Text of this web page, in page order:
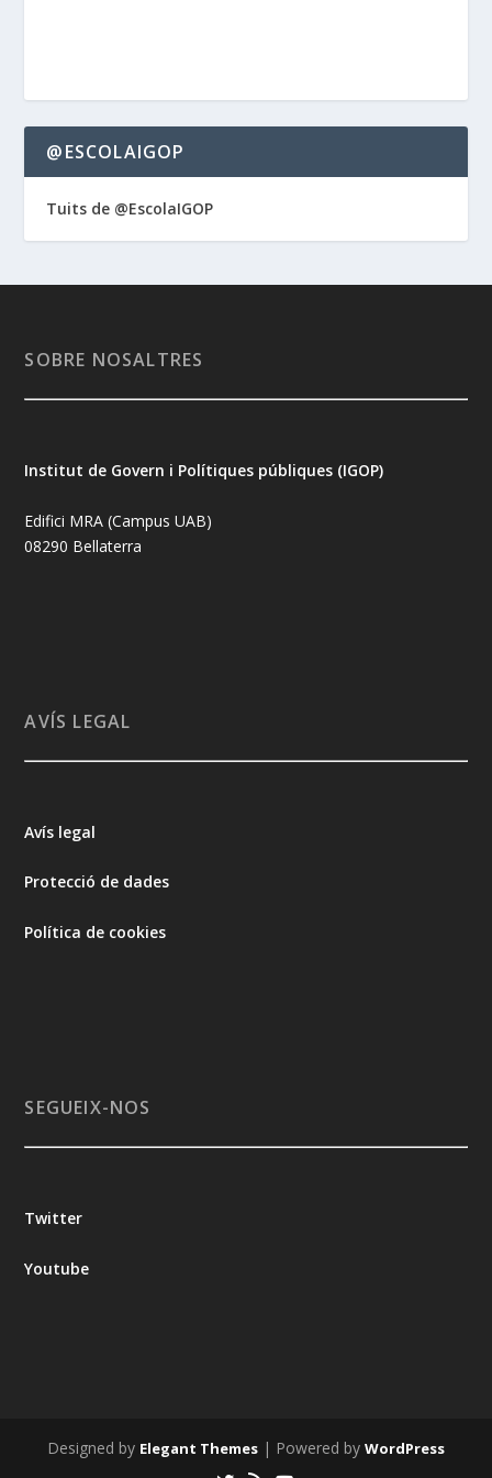
@ESCOLAIGOP
Tuits de @EscolaIGOP
SOBRE NOSALTRES
Institut de Govern i Polítiques públiques (IGOP)
Edifici MRA (Campus UAB)
08290 Bellaterra
AVÍS LEGAL
Avís legal
Protecció de dades
Política de cookies
SEGUEIX-NOS
Twitter
Youtube
Designed by Elegant Themes | Powered by WordPress